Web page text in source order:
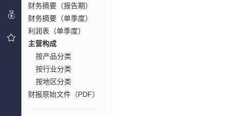
财务摘要（报告期）
财务摘要（单季度）
利润表（单季度）
主营构成
按产品分类
按行业分类
按地区分类
财报原始文件（PDF）